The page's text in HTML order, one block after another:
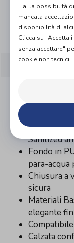
suola per
Fodera in
Plantare
Sanitized
Fondo in
para-
Chiusura a
sicura
Materiali
elegante
Calzata
Hai la possibilità
mancata
disponibilità di
Clicca su "Accetta
senza accettare"
cookie non tecnici.